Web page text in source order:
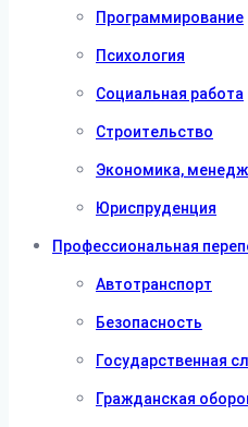
Программирование
Психология
Социальная работа
Строительство
Экономика,
Юриспруденция
Профессиональная
Автотранспорт
Безопасность
Государственная
Гражданская